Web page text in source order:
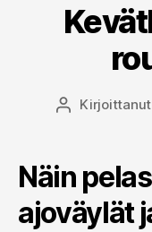
Kirjoittaja
Kirjoittanut
Näin
ajoväylät